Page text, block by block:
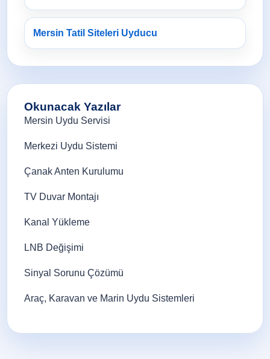
Mersin Tatil Siteleri Uyducu
Okunacak Yazılar
Mersin Uydu Servisi
Merkezi Uydu Sistemi
Çanak Anten Kurulumu
TV Duvar Montajı
Kanal Yükleme
LNB Değişimi
Sinyal Sorunu Çözümü
Araç, Karavan ve Marin Uydu Sistemleri